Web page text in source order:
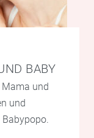
BABY
und
und